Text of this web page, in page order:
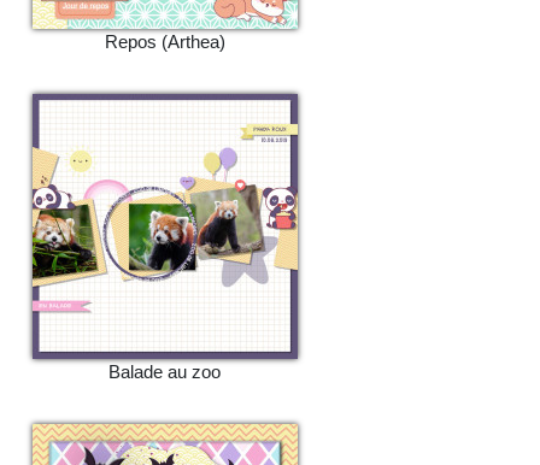
Repos (Arthea)
Balade au zoo